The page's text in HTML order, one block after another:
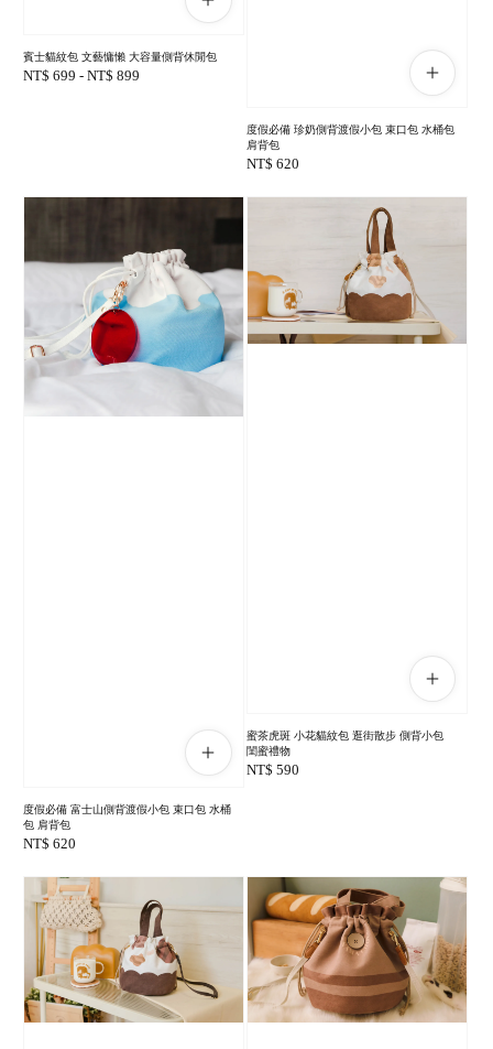
賓士貓紋包 文藝慵懶 大容量側背休閒包
Regular
NT$ 699 - NT$ 899
度假必備 珍奶側背渡假小包 束口包 水桶包
肩背包
Regular
NT$ 620
度假必備 富士山側背渡假小包 束口包 水桶
包 肩背包
Regular
NT$ 620
蜜茶虎斑 小花貓紋包 逛街散步 側背小包
閨蜜禮物
Regular
NT$ 590